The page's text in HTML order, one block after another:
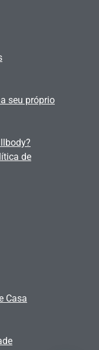
seu próprio
de
Casa